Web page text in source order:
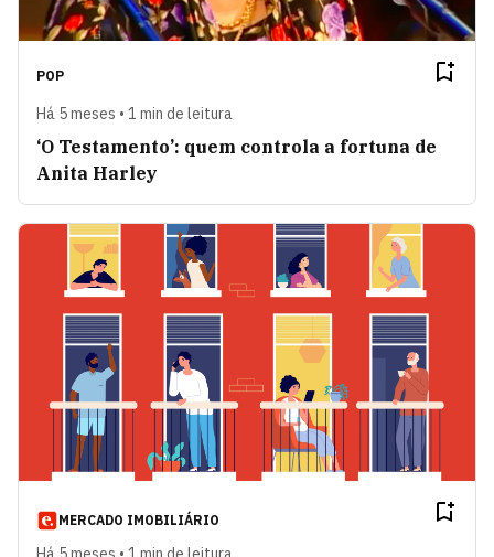
POP
Há 5 meses • 1 min de leitura
‘O Testamento’: quem controla a fortuna de
Anita Harley
MERCADO IMOBILIÁRIO